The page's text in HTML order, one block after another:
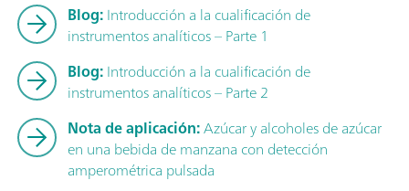
Blog:Introducción a la cualificación de
instrumentos analíticos – Parte 1
Blog:Introducción a la cualificación de
instrumentos analíticos – Parte 2
Nota de aplicación:Azúcar y alcoholes de azúcar
en una bebida de manzana con detección
amperométrica pulsada